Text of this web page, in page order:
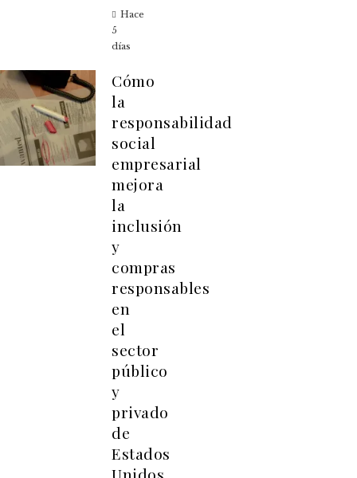
Hace
5
días
Cómo
la
responsabilidad
social
empresarial
mejora
la
inclusión
y
compras
responsables
en
el
sector
público
y
privado
de
Estados